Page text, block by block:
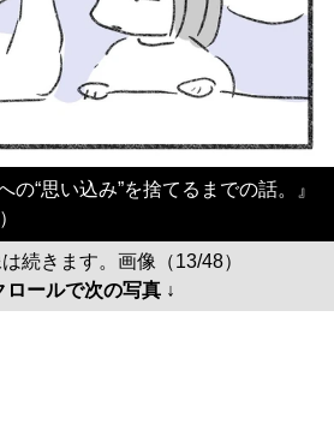
の“思い込み”を捨てるまでの話。』
続きます。画像（13/48）
ロールで次の写真 ↓